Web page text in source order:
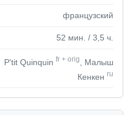
французский
52 мин. / 3,5 ч.
P'tit Quinquin fr + orig
, Малыш
Кенкен ru